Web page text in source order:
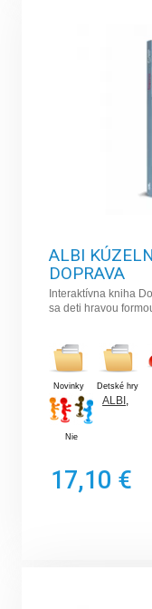
ALBI
DOPRAVA
Interaktívna kniha
sa deti hravou
Novinky Detské hry
Nie
ALBI
17,10 €